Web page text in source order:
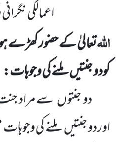
اعمالکی
اللہتعالیٰ کے حضور
کودو جنتیںملنے کی وجوہات:
دو جنتوںسے مراد
اوردو جنتیںملنے کی